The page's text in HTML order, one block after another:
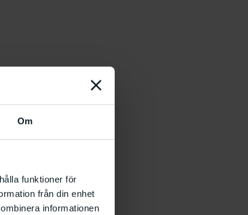
Om
funktioner för
från din enhet
informationen